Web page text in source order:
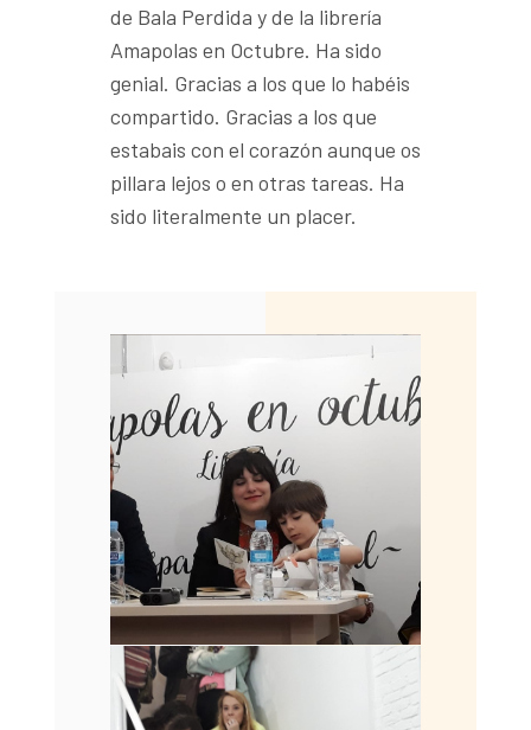
de Bala Perdida y de la librería
Amapolas en Octubre. Ha sido
genial. Gracias a los que lo habéis
compartido. Gracias a los que
estabais con el corazón aunque os
pillara lejos o en otras tareas. Ha
sido literalmente un placer.